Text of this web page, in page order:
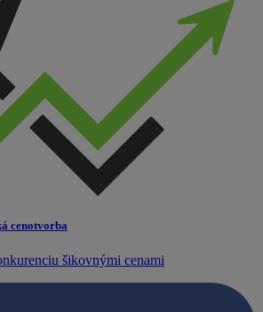
cenotvorba
šikovnými cenami